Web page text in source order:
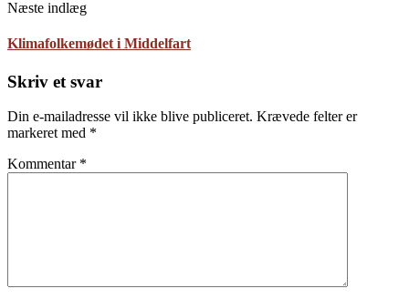
Næste indlæg
Klimafolkemødet i Middelfart
Skriv et svar
Din e-mailadresse vil ikke blive publiceret. Krævede felter er
markeret med *
Kommentar *